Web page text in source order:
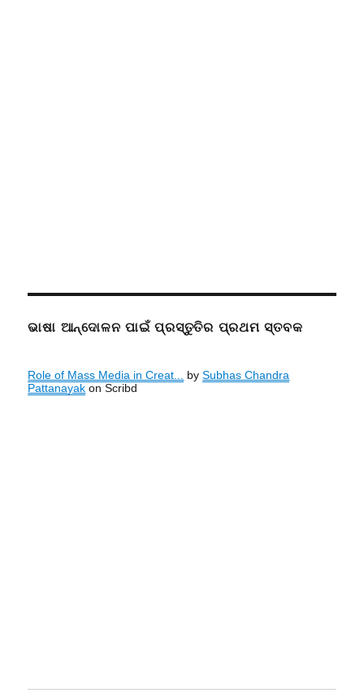
ଭାଷା ଆନ୍ଦୋଳନ ପାଇଁ ପ୍ରସ୍ତୁତିର ପ୍ରଥମ ସ୍ତବକ
Role of Mass Media in Creat... bySubhas Chandra
Pattanayak on Scribd